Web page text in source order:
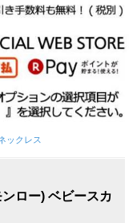
ックレス
ロー) ベビースカ